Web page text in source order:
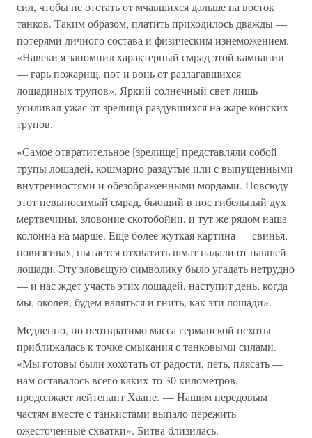
сил, чтобы не отстать от мчавшихся дальше на восток
танков. Таким образом, платить приходилось дважды —
потерями личного состава и физическим изнеможением.
«Навеки я запомнил характерный смрад этой кампании
— гарь пожарищ, пот и вонь от разлагавшихся
лошадиных трупов». Яркий солнечный свет лишь
усиливал ужас от зрелища раздувшихся на жаре конских
трупов.
«Самое отвратительное [зрелище] представляли собой
трупы лошадей, кошмарно раздутые или с выпущенными
внутренностями и обезображенными мордами. Повсюду
этот невыносимый смрад, бьющий в нос гибельный дух
мертвечины, зловоние скотобойни, и тут же рядом наша
колонна на марше. Еще более жуткая картина — свинья,
повизгивая, пытается отхватить шмат падали от павшей
лошади. Эту зловещую символику было угадать нетрудно
— и нас ждет участь этих лошадей, наступит день, когда
мы, околев, будем валяться и гнить, как эти лошади».
Медленно, но неотвратимо масса германской пехоты
приближалась к точке смыкания с танковыми силами.
«Мы готовы были хохотать от радости, петь, плясать —
нам оставалось всего каких-то 30 километров, —
продолжает лейтенант Хаапе. — Нашим передовым
частям вместе с танкистами выпало пережить
ожесточенные схватки». Битва близилась.